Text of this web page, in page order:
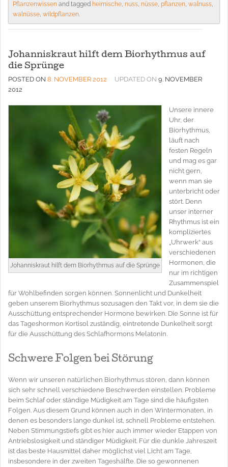
Pflanzenwissen and tagged heimische, nuss, nüsse, pflanzen, walnuss,
walnüsse, wildpflanzen.
Johanniskraut hilft dem Biorhythmus auf
die Sprünge
POSTED ON 8. NOVEMBER 2012 UPDATED ON 9. NOVEMBER
2012
Johanniskraut hilft dem Biorhythmus auf die Sprünge
Unsere innere
Uhr, der
Biorhythmus,
läuft nach
festen Regeln
und mag es gar
nicht gern,
wenn man sie
unterbricht oder
stört. Denn
unser interner
Rhythmus ist ein
kompliziertes
„Uhrwerk“ aus
verschiedenen
Hormonen, die
nur im richtigen
Zusammenspiel
für Wohlbefinden sorgen können. Sonnenlicht und Dunkelheit
geben unserem Biorhythmus sozusagen den Takt vor, in dem sie die
Ausschüttung entsprechender Hormone bewirken. Die Sonne ist für
das Tageshormon Kortisol zuständig, eintretende Dunkelheit sorgt
für die Ausschüttung des Schlafhormons Melatonin.
Schwere Folgen bei Störung
Wenn wir unseren natürlichen Biorhythmus stören, dann können
sich sehr schnell verschiedene Beschwerden einstellen. Probleme
beim Schlaf oder ständige Müdigkeit am Tage sind die häufigsten
Folgen. Aus diesem Grund können auch in den Wintermonaten, in
denen es besonders lange dunkel ist, schnell Probleme entstehen.
Neben Stimmungstiefs gibt es hier auch immer wieder Etappen von
Antriebslosigkeit und ständiger Müdigkeit. Für die dunkle Jahreszeit
ist das beste Hausmittel daher möglichst viel Licht am Tage,
insbesondere in der zweiten Tageshälfte. Die so gewonnenen